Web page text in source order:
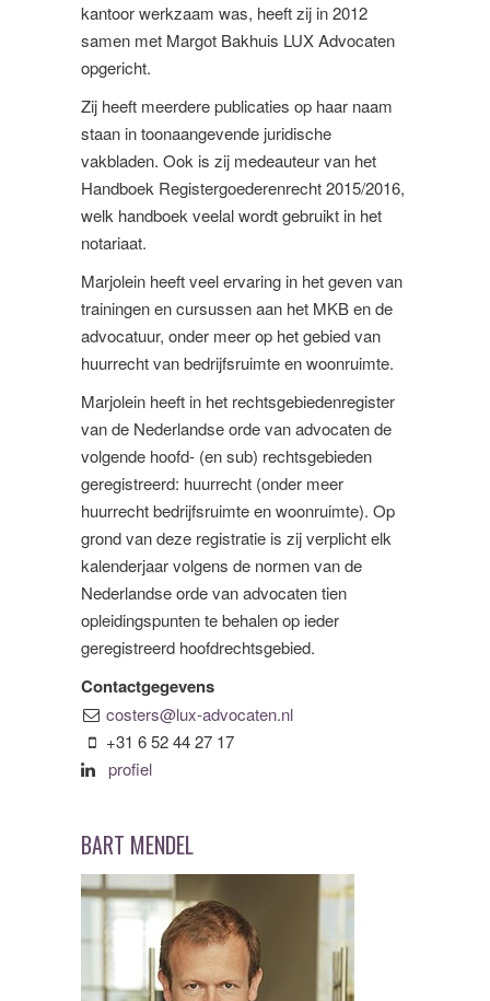
kantoor werkzaam was, heeft zij in 2012
samen met Margot Bakhuis LUX Advocaten
opgericht.
Zij heeft meerdere publicaties op haar naam
staan in toonaangevende juridische
vakbladen. Ook is zij medeauteur van het
Handboek Registergoederenrecht 2015/2016,
welk handboek veelal wordt gebruikt in het
notariaat.
Marjolein heeft veel ervaring in het geven van
trainingen en cursussen aan het MKB en de
advocatuur, onder meer op het gebied van
huurrecht van bedrijfsruimte en woonruimte.
Marjolein heeft in het rechtsgebiedenregister
van de Nederlandse orde van advocaten de
volgende hoofd- (en sub) rechtsgebieden
geregistreerd: huurrecht (onder meer
huurrecht bedrijfsruimte en woonruimte). Op
grond van deze registratie is zij verplicht elk
kalenderjaar volgens de normen van de
Nederlandse orde van advocaten tien
opleidingspunten te behalen op ieder
geregistreerd hoofdrechtsgebied.
Contactgegevens
costers@lux-advocaten.nl
+31 6 52 44 27 17
profiel
BART MENDEL